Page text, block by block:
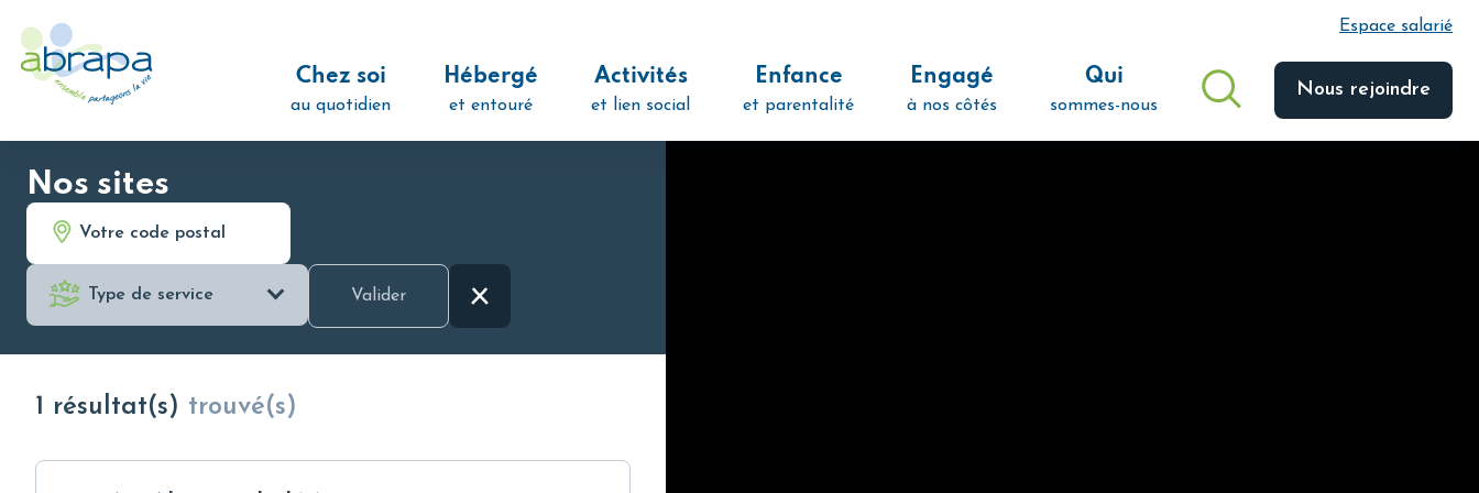
Espace salarié
Chez soi
au quotidien
Hébergé
et entouré
Activités
et lien social
Enfance
et parentalité
Engagé
à nos côtés
Qui
sommes-nous
Nous rejoindre
Nos sites
Valider
1 résultat(s) trouvé(s)